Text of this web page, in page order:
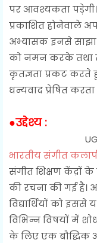
पर आवश्यकता
प्रकाशित होनेवाले
अभ्यासक इनसे साझा
को नमन करके तथा
कृतज्ञता प्रकट करते
धन्यवाद प्रेषित करता
●उद्देश्य :
UGC-NET,
भारतीय संगीत
संगीत शिक्षण केंद्रों
की रचना की गई है।
विद्यार्थियों को इससे
विभिन्न विषयों में
के लिए एक बौद्धिक